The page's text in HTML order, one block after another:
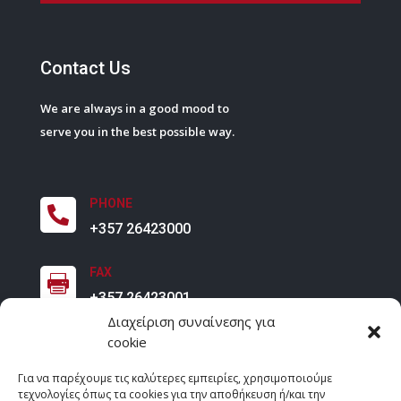
Διαχείριση συναίνεσης για
cookie
Για να παρέχουμε τις καλύτερες εμπειρίες, χρησιμοποιούμε
τεχνολογίες όπως τα cookies για την αποθήκευση ή/και την
Contact Us
We are always in a good mood to
serve you in the best possible way.

PHONE
+357 26423000
 FAX
+357 26423001
EMAIL